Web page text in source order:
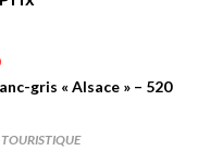
TOURISTIQUE